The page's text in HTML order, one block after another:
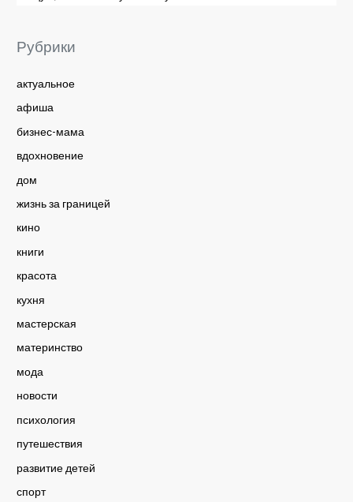
Рубрики
актуальное
афиша
бизнес-мама
вдохновение
дом
жизнь за границей
кино
книги
красота
кухня
мастерская
материнство
мода
новости
психология
путешествия
развитие детей
спорт